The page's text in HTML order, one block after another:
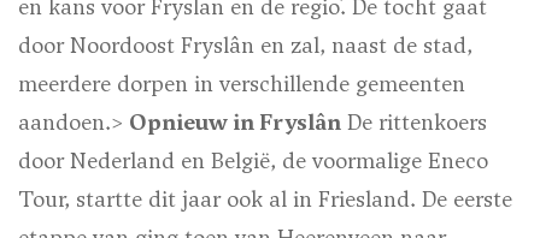
en kans voor Fryslan en de regio'. De tocht gaat
door Noordoost Fryslân en zal, naast de stad,
meerdere dorpen in verschillende gemeenten
aandoen.> Opnieuw in Fryslân De rittenkoers
door Nederland en België, de voormalige Eneco
Tour, startte dit jaar ook al in Friesland. De eerste